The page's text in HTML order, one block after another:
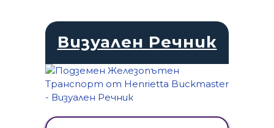
Визуален Речник